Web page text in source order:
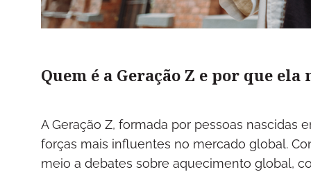
Quem é a Geração Z e por que ela
A Geração Z, formada por pessoas nascidas
forças mais influentes no mercado global.
meio a debates sobre aquecimento global,